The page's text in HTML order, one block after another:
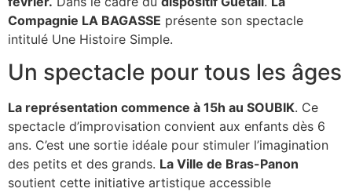
Compagnie LA BAGASSE présente son spectacle
intitulé Une Histoire Simple.
Un spectacle pour tous les âges
La représentation commence à 15h au SOUBIK. Ce
spectacle d’improvisation convient aux enfants dès 6
ans. C’est une sortie idéale pour stimuler l’imagination
des petits et des grands. La Ville de Bras-Panon
soutient cette initiative artistique accessible